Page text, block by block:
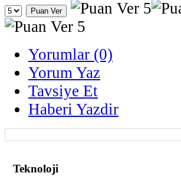
Yorumlar (0)
Yorum Yaz
Tavsiye Et
Haberi Yazdir
Teknoloji